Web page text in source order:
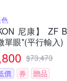
尼康】 ZF
單眼*(平行輸入)
$73,473
價
券 贈品